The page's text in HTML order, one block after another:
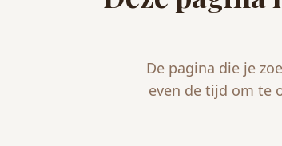
De pagina die je
even de tijd om te